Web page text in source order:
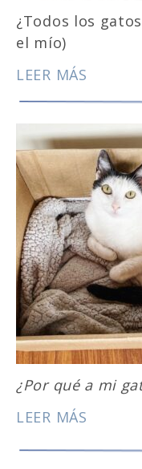
¿Todos los
el mío)
LEER MÁS
¿Por qué a mi
LEER MÁS